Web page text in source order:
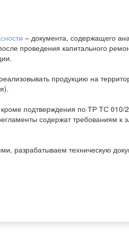
– документа, содержащего
проведения капитального
продукцию на
подтверждения по ТР ТС 010/
содержат требованиям к
разрабатываем техническую